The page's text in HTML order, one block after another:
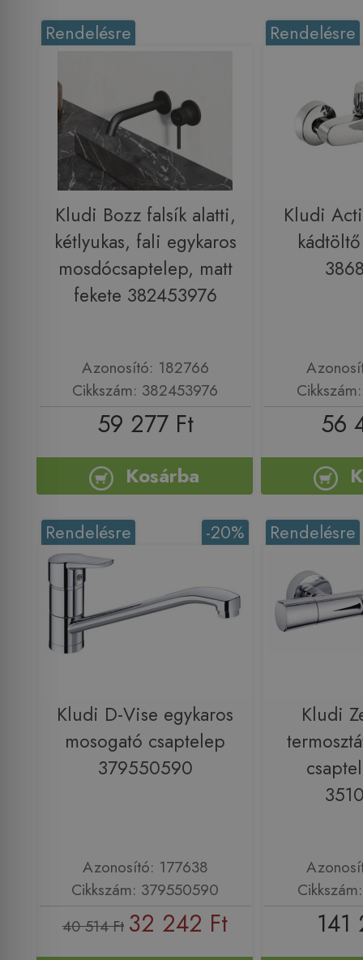
Rendelésre
Kludi Bozz falsík alatti,
kétlyukas, fali egykaros
mosdócsaptelep, matt
fekete 382453976
Azonosító: 182766
Cikkszám: 382453976
59 277 Ft
Kosárba
Rendelésre
Kludi
56
-20%
Rendelésre
Kludi D-Vise egykaros
mosogató csaptelep
379550590
Azonosító: 177638
Cikkszám: 379550590
40 514 Ft 32 242 Ft
Rendelésre
Kludi
141